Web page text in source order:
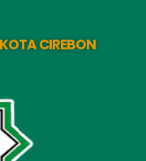
CIREBON